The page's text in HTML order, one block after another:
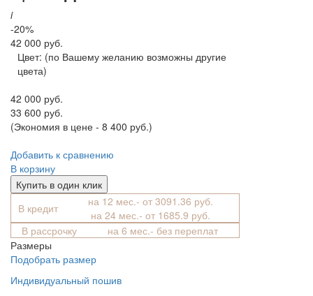
i
-20%
42 000 руб.
Цвет: (по Вашему желанию возможны другие
цвета)
42 000 руб.
33 600 руб.
(Экономия в цене - 8 400 руб.)
Добавить к сравнению
В корзину
Купить в один клик
В кредит
на 12 мес.- от 3091.36 руб.
на 24 мес.- от 1685.9 руб.
В рассрочку
на 6 мес.- без переплат
Размеры
Подобрать размер
Индивидуальный пошив